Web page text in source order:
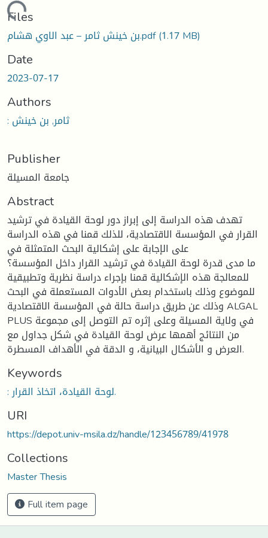
Loading...
Files
بن خينش ثامر – عبد الاوي هشام.pdf(1.17 MB)
Date
2023-07-17
Authors
: ثامر, بن خينش
Publisher
جامعة المسيلة
Abstract
تهدف هذه الدراسة إلى إبراز دور لوحة القيادة في ترشيد
القرار في المؤسسة الاقتصادية، للذلك قمنا في هذه الدراسة
على الإجابة على إشكالية البحث المتمثلة في
ما مدى قدرة لوحة القيادة في ترشيد القرار داخل المؤسسة؟
للمعالجة هذه الإشكالية قمنا بإجراء دراسة نظرية وتطبيقية
للموضوع وذلك باستخدام بعض الأدوات المستعملة في البحث
وذلك عن طريق دراسة حالة في المؤسسة الاقتصادية ALGAL
PLUS في ولاية المسيلة وعلى إثره تم التوصل إلى مجموعة
من النتائج أهمها عرض لوحة القيادة في شكل جداول مع
العرض و الأشكال البيانية، و الدقة في الأهداف المسطرة.
Keywords
: لوحة القيادة، اتخاذ القرار.
URI
https://depot.univ-msila.dz/handle/123456789/41978
Collections
Master Thesis
Full item page